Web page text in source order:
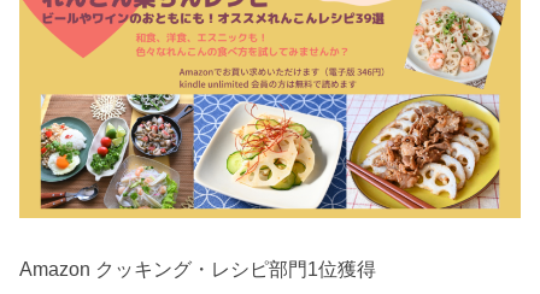
Amazon クッキング・レシピ部門1位獲得